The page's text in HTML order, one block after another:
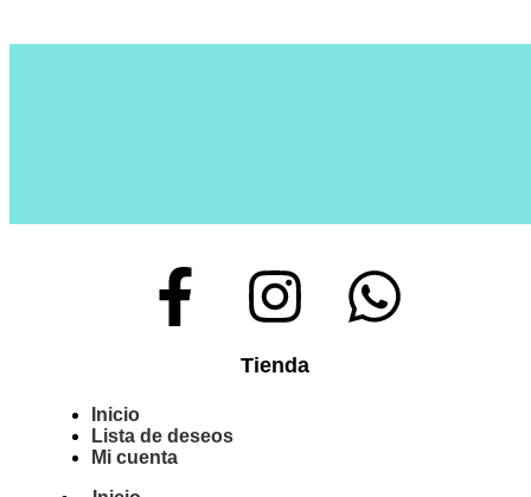
Tienda
Inicio
Lista de deseos
Mi cuenta